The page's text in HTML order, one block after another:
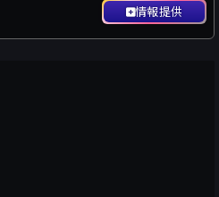
情報提供